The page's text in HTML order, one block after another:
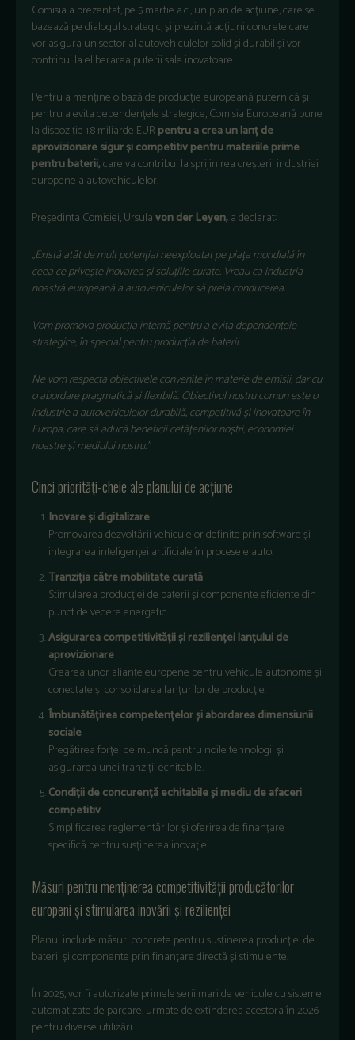
Comisia a prezentat, pe 5 martie a.c., un plan de acțiune, care se
bazează pe dialogul strategic, și prezintă acțiuni concrete care
vor asigura un sector al autovehiculelor solid și durabil și vor
contribui la eliberarea puterii sale inovatoare.
Pentru a menține o bază de producție europeană puternică și
pentru a evita dependențele strategice, Comisia Europeană pune
la dispoziție 1,8 miliarde EURpentru a crea un lanț de
aprovizionare sigur și competitiv pentru materiile prime
pentru baterii,care va contribui la sprijinirea creșterii industriei
europene a autovehiculelor.
Președinta Comisiei, Ursulavon der Leyen,a declarat:
„Există atât de mult potențial neexploatat pe piața mondială în
ceea ce privește inovarea și soluțiile curate. Vreau ca industria
noastră europeană a autovehiculelor să preia conducerea.
Vom promova producția internă pentru a evita dependențele
strategice, în special pentru producția de baterii.
Ne vom respecta obiectivele convenite în materie de emisii, dar cu
o abordare pragmatică și flexibilă. Obiectivul nostru comun este o
industrie a autovehiculelor durabilă, competitivă și inovatoare în
Europa, care să aducă beneficii cetățenilor noștri, economiei
noastre și mediului nostru.”
Cinci priorități-cheie ale planului de acțiune
Inovare și digitalizare
Promovarea dezvoltării vehiculelor definite prin software și
integrarea inteligenței artificiale în procesele auto.
Tranziția către mobilitate curată
Stimularea producției de baterii și componente eficiente din
punct de vedere energetic.
Asigurarea competitivității și rezilienței lanțului de
aprovizionare
Crearea unor alianțe europene pentru vehicule autonome și
conectate și consolidarea lanțurilor de producție.
Îmbunătățirea competențelor și abordarea dimensiunii
sociale
Pregătirea forței de muncă pentru noile tehnologii și
asigurarea unei tranziții echitabile.
Condiții de concurență echitabile și mediu de afaceri
competitiv
Simplificarea reglementărilor și oferirea de finanțare
specifică pentru susținerea inovației.
Măsuri pentru menținerea competitivității producătorilor
europeni și stimularea inovării și rezilienței
Planul include măsuri concrete pentru susținerea producției de
baterii și componente prin finanțare directă și stimulente.
În 2025, vor fi autorizate primele serii mari de vehicule cu sisteme
automatizate de parcare, urmate de extinderea acestora în 2026
pentru diverse utilizări.